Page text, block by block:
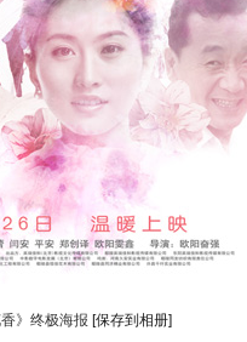
》终极海报 [保存到相册]